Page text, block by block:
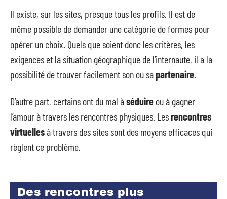
Il existe, sur les sites, presque tous les profils. Il est de
même possible de demander une catégorie de formes pour
opérer un choix. Quels que soient donc les critères, les
exigences et la situation géographique de l’internaute, il a la
possibilité de trouver facilement son ou sapartenaire.
D’autre part, certains ont du mal àséduire ou à gagner
l’amour à travers les rencontres physiques. Lesrencontres
virtuellesà travers des sites sont des moyens efficaces qui
règlent ce problème.
Des rencontres plus